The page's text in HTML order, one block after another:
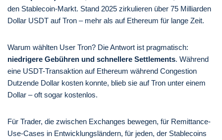
den Stablecoin-Markt. Stand 2025 zirkulieren über 75 Milliarden
Dollar USDT auf Tron – mehr als auf Ethereum für lange Zeit.
Warum wählten User Tron? Die Antwort ist pragmatisch:
niedrigere Gebühren und schnellere Settlements. Während
eine USDT-Transaktion auf Ethereum während Congestion
Dutzende Dollar kosten konnte, blieb sie auf Tron unter einem
Dollar – oft sogar kostenlos.
Für Trader, die zwischen Exchanges bewegen, für Remittance-
Use-Cases in Entwicklungsländern, für jeden, der Stablecoins